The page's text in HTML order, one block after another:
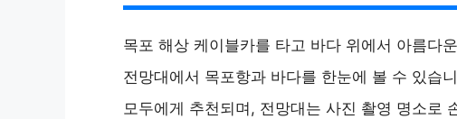
목포 해상 케이블카를 타고 바다 위에서 아름다
전망대에서 목포항과 바다를 한눈에 볼 수 있습
모두에게 추천되며, 전망대는 사진 촬영 명소로